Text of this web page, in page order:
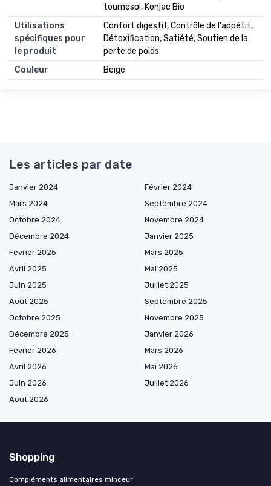
tournesol, Konjac Bio
Utilisations
spécifiques pour
le produit
Confort digestif, Contrôle de l'appétit,
Détoxification, Satiété, Soutien de la
perte de poids
Couleur
Beige
Les articles par date
Janvier 2024
Février 2024
Mars 2024
Septembre 2024
Octobre 2024
Novembre 2024
Décembre 2024
Janvier 2025
Février 2025
Mars 2025
Avril 2025
Mai 2025
Juin 2025
Juillet 2025
Août 2025
Septembre 2025
Octobre 2025
Novembre 2025
Décembre 2025
Janvier 2026
Février 2026
Mars 2026
Avril 2026
Mai 2026
Juin 2026
Juillet 2026
Août 2026
Shopping
Compléments alimentaires minceur